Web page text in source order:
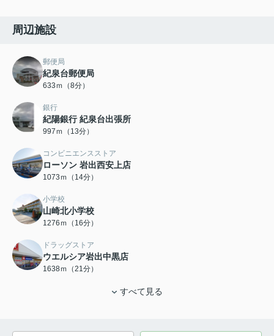
周辺施設
郵便局
紀泉台郵便局
633ｍ（8分）
銀行
紀陽銀行 紀泉台出張所
997ｍ（13分）
コンビニエンスストア
ローソン 岩出西安上店
1073ｍ（14分）
小学校
山崎北小学校
1276ｍ（16分）
ドラッグストア
ウエルシア岩出中黒店
1638ｍ（21分）
すべて見る